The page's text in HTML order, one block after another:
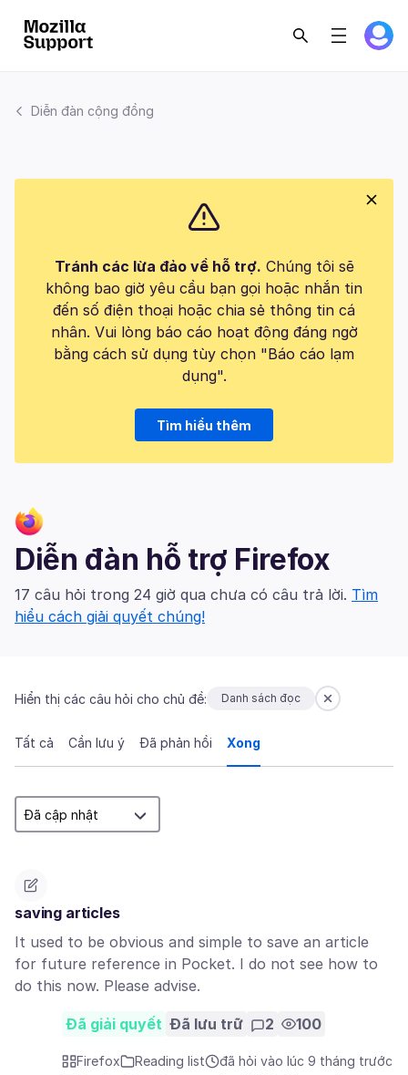
Diễn đàn cộng đồng
Tránh các lừa đảo về hỗ trợ. Chúng tôi sẽ
không bao giờ yêu cầu bạn gọi hoặc nhắn tin
đến số điện thoại hoặc chia sẻ thông tin cá
nhân. Vui lòng báo cáo hoạt động đáng ngờ
bằng cách sử dụng tùy chọn "Báo cáo lạm
dụng".
Tìm hiểu thêm
Diễn đàn hỗ trợ Firefox
17 câu hỏi trong 24 giờ qua chưa có câu trả lời. Tìm
hiểu cách giải quyết chúng!
Hiển thị các câu hỏi cho chủ đề: Danh sách đọc
Tất cả Cần lưu ý Đã phản hồi Xong
saving articles
It used to be obvious and simple to save an article
for future reference in Pocket. I do not see how to
do this now. Please advise.
Đã giải quyết Đã lưu trữ 2 100
Firefox Reading list
đã hỏi vào lúc 9 tháng trước